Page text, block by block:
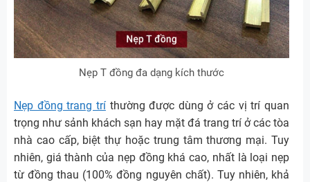
Nẹp T đồng đa dạng kích thước
Nẹp đồng trang tríthường được dùng ở các vị trí quan
trọng như sảnh khách sạn hay mặt đá trang trí ở các tòa
nhà cao cấp, biệt thự hoặc trung tâm thương mại. Tuy
nhiên, giá thành của nẹp đồng khá cao, nhất là loại nẹp
từ đồng thau (100% đồng nguyên chất). Tuy nhiên, khả